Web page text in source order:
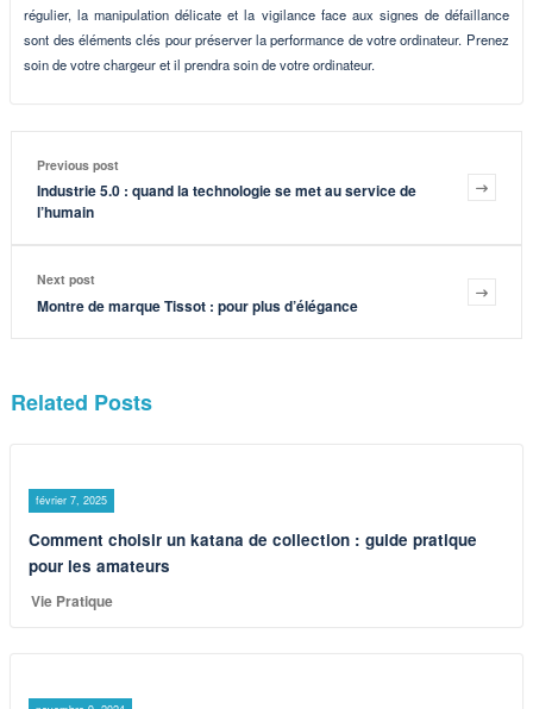
régulier, la manipulation délicate et la vigilance face aux signes de défaillance
sont des éléments clés pour préserver la performance de votre ordinateur. Prenez
soin de votre chargeur et il prendra soin de votre ordinateur.
Previous post
Industrie 5.0 : quand la technologie se met au service de
l’humain
Next post
Montre de marque Tissot : pour plus d’élégance
Related Posts
février 7, 2025
Comment choisir un katana de collection : guide pratique
pour les amateurs
Vie Pratique